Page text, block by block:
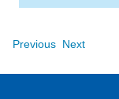
Previous Next